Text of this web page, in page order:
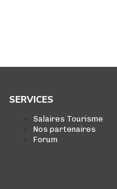
SERVICES
Salaires Tourisme
Nos partenaires
Forum